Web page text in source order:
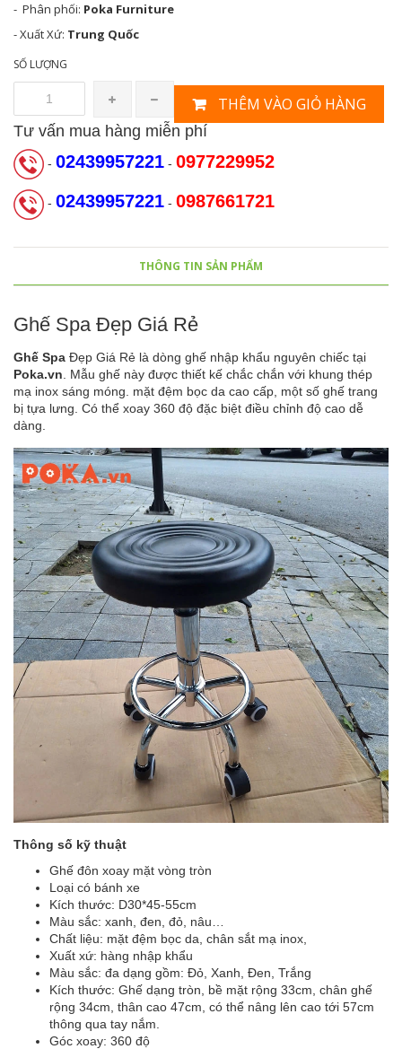
- Phân phối: Poka Furniture
- Xuất Xứ: Trung Quốc
SỐ LƯỢNG
THÊM VÀO GIỎ HÀNG
Tư vấn mua hàng miễn phí
- 02439957221 - 0977229952
- 02439957221 - 0987661721
THÔNG TIN SẢN PHẨM
Ghế Spa Đẹp Giá Rẻ
Ghế Spa Đẹp Giá Rẻ là dòng ghế nhập khẩu nguyên chiếc tại
Poka.vn . Mẫu ghế này được thiết kế chắc chắn với khung thép
mạ inox sáng móng. mặt đệm bọc da cao cấp, một số ghế trang
bị tựa lưng. Có thể xoay 360 độ đặc biệt điều chỉnh độ cao dễ
dàng.
Thông số kỹ thuật
Ghế đôn xoay mặt vòng tròn
Loại có bánh xe
Kích thước: D30*45-55cm
Màu sắc: xanh, đen, đỏ, nâu…
Chất liệu: mặt đệm bọc da, chân sắt mạ inox,
Xuất xứ: hàng nhập khẩu
Màu sắc: đa dạng gồm: Đỏ, Xanh, Đen, Trắng
Kích thước: Ghế dạng tròn, bề mặt rộng 33cm, chân ghế
rộng 34cm, thân cao 47cm, có thể nâng lên cao tới 57cm
thông qua tay nắm.
Góc xoay: 360 độ